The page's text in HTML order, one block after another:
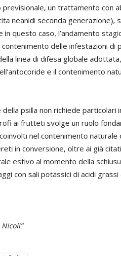
previsionale, un trattamento con
neanidi seconda generazione),
in questo caso, l’andamento
delle infestazioni di
linea di difesa globale
e il contenimento
psilla non richiede particolari
ai frutteti svolge un ruolo
nel contenimento naturale
in conversione, oltre ai già
estivo al momento della
con sali potassici di acidi